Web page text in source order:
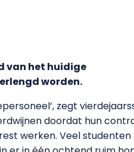
van het huidige
worden.
zegt
doordat hun
werken. Veel studenten